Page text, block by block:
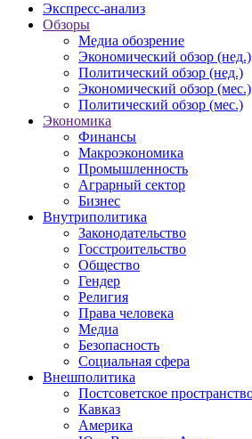
Экспресс-анализ
Обзоры
Медиа обозрение
Экономический обзор (нед.)
Политический обзор (нед.)
Экономический обзор (мес.)
Политический обзор (мес.)
Экономика
Финансы
Макроэкономика
Промышленность
Аграрный сектор
Бизнес
Внутриполитика
Законодательство
Госстроительство
Общество
Гендер
Религия
Права человека
Медиа
Безопасность
Социальная сфера
Внешполитика
Постсоветское
Кавказ
Америка